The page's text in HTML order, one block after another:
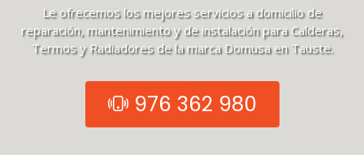
Le ofrecemos los mejores servicios a domicilio de
reparación, mantenimiento y de instalación para Calderas,
Termos y Radiadores de la marca Domusa en Tauste.
976 362 980